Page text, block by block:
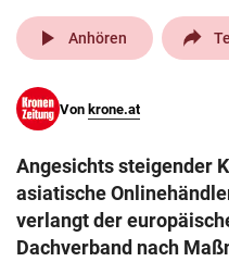
pin_drop
Wien
search
eingeben
play_arrow Anhören
Von krone.at
Angesichts steigender
asiatische
verlangt der
Dachverband nach